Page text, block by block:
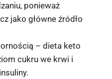
ponieważ
jako główne źródło
– dieta keto
cukru we krwi i